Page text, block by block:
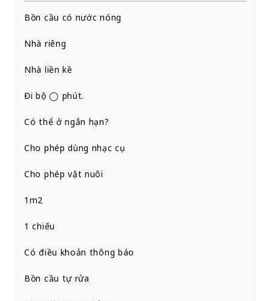
Bồn cầu có nước nóng
Nhà riêng
Nhà liền kề
Đi bộ ◯ phút.
Có thể ở ngắn hạn?
Cho phép dùng nhạc cụ
Cho phép vật nuôi
1m2
1 chiếu
Có điều khoản thông báo
Bồn cầu tự rửa